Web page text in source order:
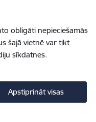
obligāti nepieciešamās
šajā vietnē var tikt
sīkdatnes.
Apstiprināt visas